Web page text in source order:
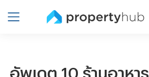
อัพเดต 10 ร้านอาหาร